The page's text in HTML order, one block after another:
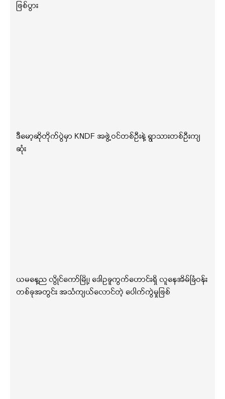
ဖြစ်ပွား
ဒီမော့ဆိုတိုက်ပွဲမှာ KNDF အဖွဲ့ဝင်တစ်ဦးနဲ့ ရွာသားတစ်ဦးကျ
ဆုံး
ယမနေ့ည လွိုင်ကော်မြို့၊ ဒေါဥခူကွက်ဟောင်းရှိ လူနေအိမ်ခြံဝန်း
တစ်ခုအတွင်း အသံကျယ်လောင်တဲ့ ပေါက်ကွဲမှုဖြစ်